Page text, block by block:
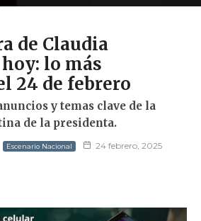
de Claudia
lo más
24 de febrero
y temas clave de la
de la presidenta.
Escenario Nacional 24 febrero, 2025